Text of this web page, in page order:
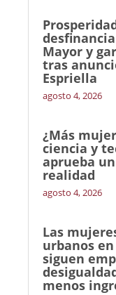
Mayor y
tras
Espriella
agosto 4, 2026
¿Más
ciencia y
aprueba
realidad
agosto 4, 2026
Las
urbanos
siguen
menos